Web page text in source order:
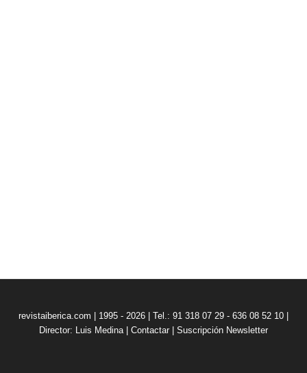
revistaiberica.com | 1995 - 2026 | Tel.: 91 318 07 29 - 636 08 52 10 |
Director: Luis Medina| Contactar Suscripción Newsletter